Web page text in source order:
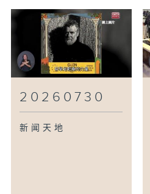
20260730
新闻天地